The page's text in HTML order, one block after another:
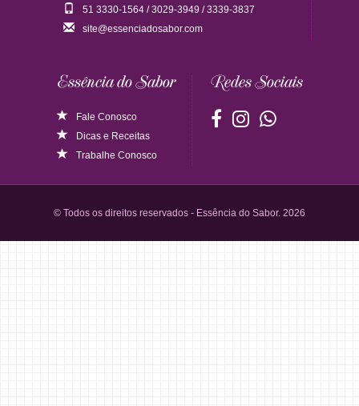
51 3330-1564 / 3029-3949 / 3339-3837
site@essenciadosabor.com
Essência do Sabor
Fale Conosco
Dicase Receitas
Trabalhe Conosco
Redes Sociais
© Todos os direitos reservados - Essência do Sabor. 2026